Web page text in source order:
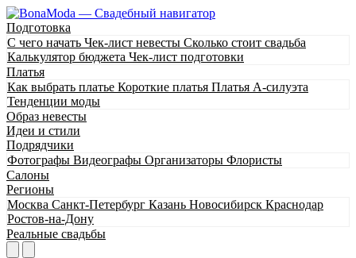
Подготовка
С чего начать Чек-лист невесты Сколько стоит свадьба
Калькулятор бюджета Чек-лист подготовки
Платья
Как выбрать платье Короткие платья Платья А-силуэта
Тенденции моды
Образ невесты
Идеи и стили
Подрядчики
Фотографы Видеографы Организаторы Флористы
Салоны
Регионы
Москва Санкт-Петербург Казань Новосибирск Краснодар
Ростов-на-Дону
Реальные свадьбы